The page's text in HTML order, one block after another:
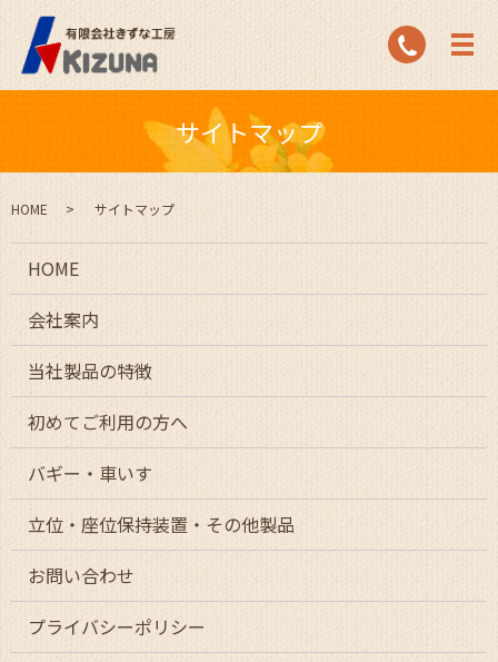
サイトマップ
HOME サイトマップ
HOME
会社案内
当社製品の特徴
初めてご利用の方へ
バギー・車いす
立位・座位保持装置・その他製品
お問い合わせ
プライバシーポリシー